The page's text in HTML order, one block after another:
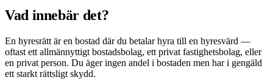
Vad innebär det?
En hyresrätt är en bostad där du betalar hyra till en hyresvärd —
oftast ett allmännyttigt bostadsbolag, ett privat fastighetsbolag, eller
en privat person. Du äger ingen andel i bostaden men har i gengäld
ett starkt rättsligt skydd.